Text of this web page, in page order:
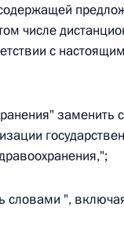
числе
с
заменить
словами ",